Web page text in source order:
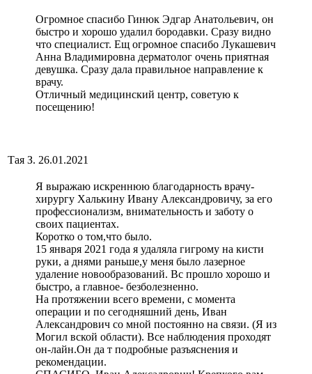
Огромное спасибо Гинюк Эдгар Анатольевич, он
быстро и хорошо удалил бородавки. Сразу видно
что специалист. Ещ огромное спасибо Лукашевич
Анна Владимировна дерматолог очень приятная
девушка. Сразу дала правильное направление к
врачу.
Отличный медицинский центр, советую к
посещению!
Тая З. 26.01.2021
Я выражаю искреннюю благодарность врачу-
хирургу Халькину Ивану Александровичу, за его
профессионализм, внимательность и заботу о
своих пациентах.
Коротко о том,что было.
15 января 2021 года я удаляла гигрому на кисти
руки, а днями раньше,у меня было лазерное
удаление новообразований. Вс прошло хорошо и
быстро, а главное- безболезненно.
На протяжении всего времени, с момента
операции и по сегодняшний день, Иван
Александрович со мной постоянно на связи. (Я из
Могил вской области). Все наблюдения проходят
он-лайн.Он да т подробные разъяснения и
рекомендации.